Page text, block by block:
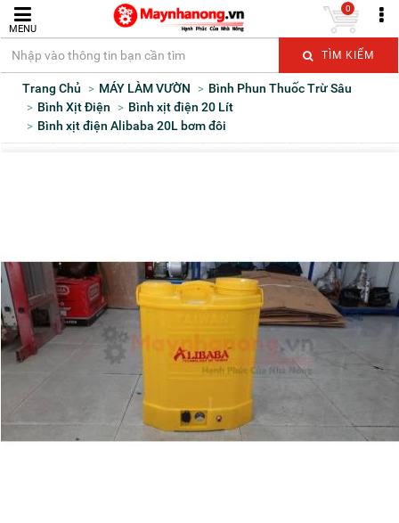
MENU
TÌM KIẾM
0
Trang Chủ MÁY LÀM VƯỜN
Bình Phun Thuốc Trừ Sâu
Bình Xịt Điện
Bình xịt điện 20 Lít
Bình xịt điện Alibaba 20L bơm đôi